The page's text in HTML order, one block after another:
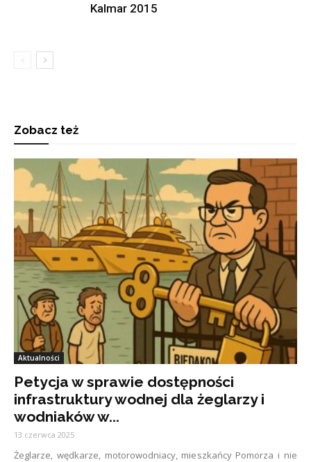
Kalmar 2015
Zobacz też
Aktualności
Petycja w sprawie dostępności
infrastruktury wodnej dla żeglarzy i
wodniaków w...
13 czerwca 2025
Żeglarze, wędkarze, motorowodniacy, mieszkańcy Pomorza i nie